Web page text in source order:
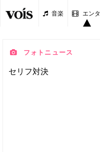
音楽 エン
フォトニュース
セリフ対決